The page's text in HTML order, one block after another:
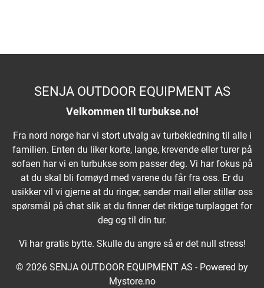
SENJA OUTDOOR EQUIPMENT AS
Velkommen til turbukse.no!
Fra nord norge har vi stort utvalg av turbekledning til alle i
familien. Enten du liker korte, lange, krevende eller turer på
sofaen har vi en turbukse som passer deg. Vi har fokus på
at du skal bli fornøyd med varene du får fra oss. Er du
usikker vil vi gjerne at du ringer, sender mail eller stiller oss
spørsmål på chat slik at du finner det riktige turplagget for
deg og til din tur.
Vi har gratis bytte. Skulle du angre så er det null stress!
© 2026 SENJA OUTDOOR EQUIPMENT AS - Powered by
Mystore.no